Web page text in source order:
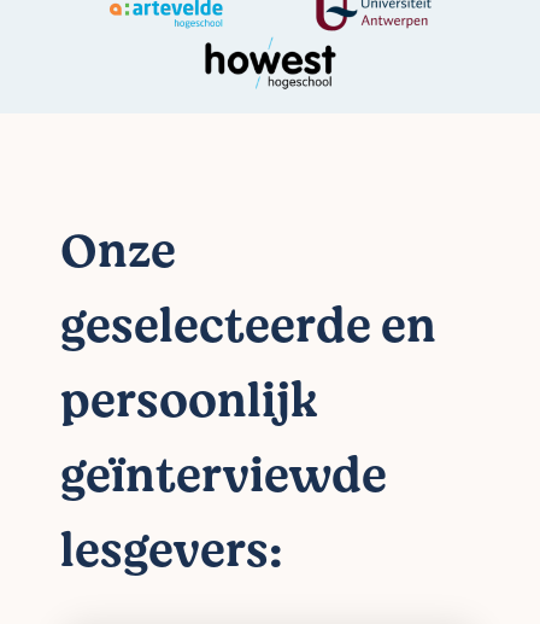
Onze
geselecteerde en
persoonlijk
geïnterviewde
lesgevers: